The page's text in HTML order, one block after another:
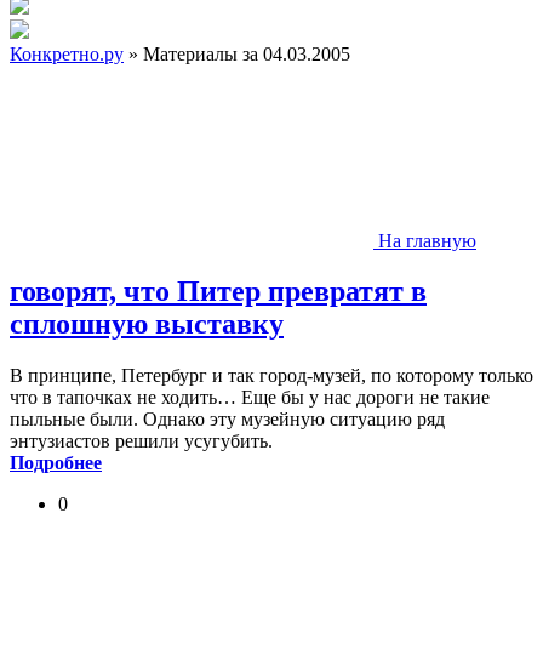
Конкретно.ру » Материалы за 04.03.2005
На главную
говорят, что Питер превратят в
сплошную выставку
В принципе, Петербург и так город-музей, по которому только
что в тапочках не ходить… Еще бы у нас дороги не такие
пыльные были. Однако эту музейную ситуацию ряд
энтузиастов решили усугубить.
Подробнее
0